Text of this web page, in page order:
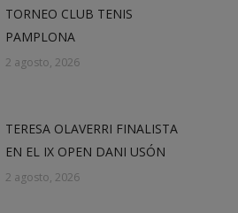
TORNEO CLUB TENIS
PAMPLONA
2 agosto, 2026
TERESA OLAVERRI FINALISTA
EN EL IX OPEN DANI USÓN
2 agosto, 2026